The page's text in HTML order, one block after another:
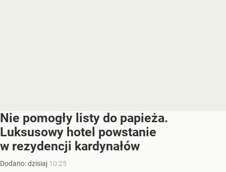
Nie pomogły listy do papieża.
Luksusowy hotel powstanie
w rezydencji kardynałów
Dodano:dzisiaj 10:25